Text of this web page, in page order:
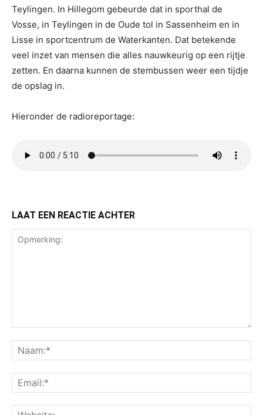
Teylingen. In Hillegom gebeurde dat in sporthal de
Vosse, in Teylingen in de Oude tol in Sassenheim en in
Lisse in sportcentrum de Waterkanten. Dat betekende
veel inzet van mensen die alles nauwkeurig op een rijtje
zetten. En daarna kunnen de stembussen weer een tijdje
de opslag in.
Hieronder de radioreportage:
LAAT EEN REACTIE ACHTER